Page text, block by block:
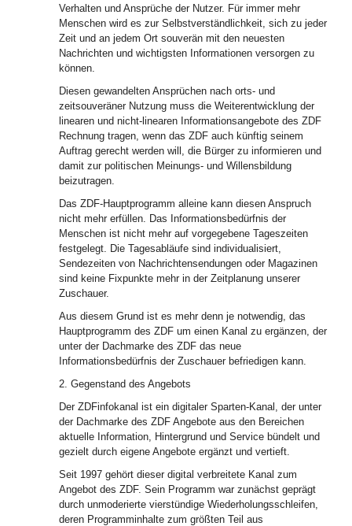
Verhalten und Ansprüche der Nutzer. Für immer mehr
Menschen wird es zur Selbstverständlichkeit, sich zu jeder
Zeit und an jedem Ort souverän mit den neuesten
Nachrichten und wichtigsten Informationen versorgen zu
können.
Diesen gewandelten Ansprüchen nach orts- und
zeitsouveräner Nutzung muss die Weiterentwicklung der
linearen und nicht-linearen Informationsangebote des ZDF
Rechnung tragen, wenn das ZDF auch künftig seinem
Auftrag gerecht werden will, die Bürger zu informieren und
damit zur politischen Meinungs- und Willensbildung
beizutragen.
Das ZDF-Hauptprogramm alleine kann diesen Anspruch
nicht mehr erfüllen. Das Informationsbedürfnis der
Menschen ist nicht mehr auf vorgegebene Tageszeiten
festgelegt. Die Tagesabläufe sind individualisiert,
Sendezeiten von Nachrichtensendungen oder Magazinen
sind keine Fixpunkte mehr in der Zeitplanung unserer
Zuschauer.
Aus diesem Grund ist es mehr denn je notwendig, das
Hauptprogramm des ZDF um einen Kanal zu ergänzen, der
unter der Dachmarke des ZDF das neue
Informationsbedürfnis der Zuschauer befriedigen kann.
2. Gegenstand des Angebots
Der ZDFinfokanal ist ein digitaler Sparten-Kanal, der unter
der Dachmarke des ZDF Angebote aus den Bereichen
aktuelle Information, Hintergrund und Service bündelt und
gezielt durch eigene Angebote ergänzt und vertieft.
Seit 1997 gehört dieser digital verbreitete Kanal zum
Angebot des ZDF. Sein Programm war zunächst geprägt
durch unmoderierte vierstündige Wiederholungsschleifen,
deren Programminhalte zum größten Teil aus